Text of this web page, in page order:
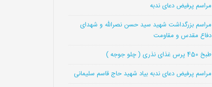
مراسم پرفیض دعای ندبه
مراسم بزرگداشت شهید سید حسن نصرالله و شهدای
دفاع مقدس و مقاومت
طبخ 450 پرس غذای نذری ( چلو جوجه )
مراسم پرفیض دعای ندبه بیاد شهید حاج قاسم سلیمانی